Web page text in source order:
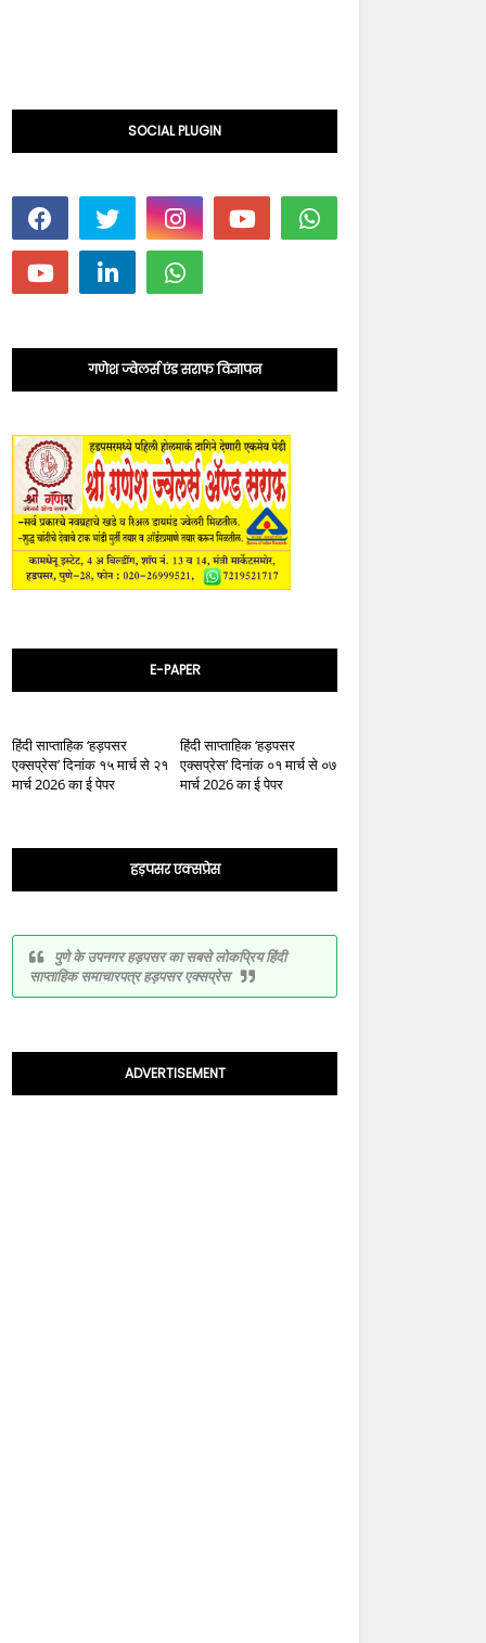
SOCIAL PLUGIN
गणेश ज्वेलर्स एंड सराफ विज्ञापन
E-PAPER
हिंदी साप्ताहिक ‘हड़पसर
एक्सप्रेस’ दिनांक १५ मार्च से २१
मार्च 2026 का ई पेपर
हिंदी साप्ताहिक ‘हड़पसर
एक्सप्रेस’ दिनांक ०१ मार्च से ०७
मार्च 2026 का ई पेपर
हड़पसर एक्सप्रेस
पुणे के उपनगर हड़पसर का सबसे लोकप्रिय हिंदी
साप्ताहिक समाचारपत्र हड़पसर एक्सप्रेस
ADVERTISEMENT